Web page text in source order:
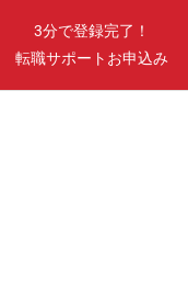
3分で登録完了！
転職サポートお申込み